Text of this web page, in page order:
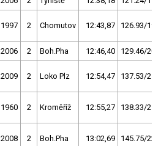
1997 2 Chomutov 12:43,87 126.93/19,9
2006 2 Boh.Pha 12:46,40 129.46/20,3
2009 2 Loko Plz 12:54,47 137.53/21,6
1960 2 Kroměříž 12:55,27 138.33/21,7
2008 2 Boh.Pha 13:02,69 145.75/22,9